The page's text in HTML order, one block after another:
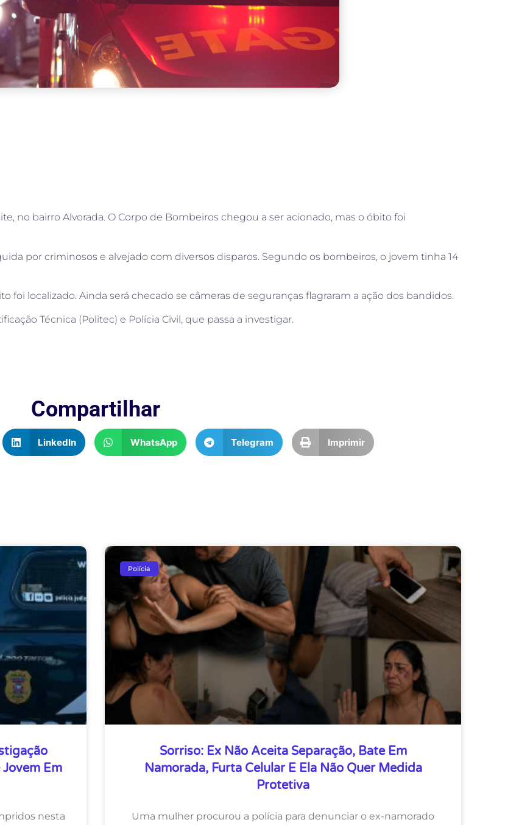
no bairro Alvorada. O Corpo de Bombeiros chegou a ser acionado, mas o óbito foi
por criminosos e alvejado com diversos disparos. Segundo os bombeiros, o jovem tinha 14
foi localizado. Ainda será checado se câmeras de seguranças flagraram a ação dos bandidos.
Técnica (Politec) e Polícia Civil, que passa a investigar.
Compartilhar
LinkedIn WhatsApp Telegram Imprimir
Em
nesta
Polícia
Sorriso: Ex Não Aceita Separação, Bate Em
Namorada, Furta Celular E Ela Não Quer Medida
Protetiva
Uma mulher procurou a polícia para denunciar o ex-namorado